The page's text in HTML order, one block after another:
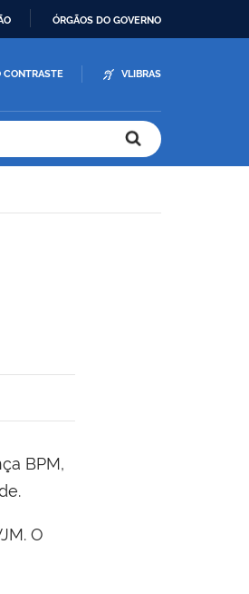
ÓRGÃOS DO GOVERNO
CONTRASTE VLIBRAS
BPM,
O